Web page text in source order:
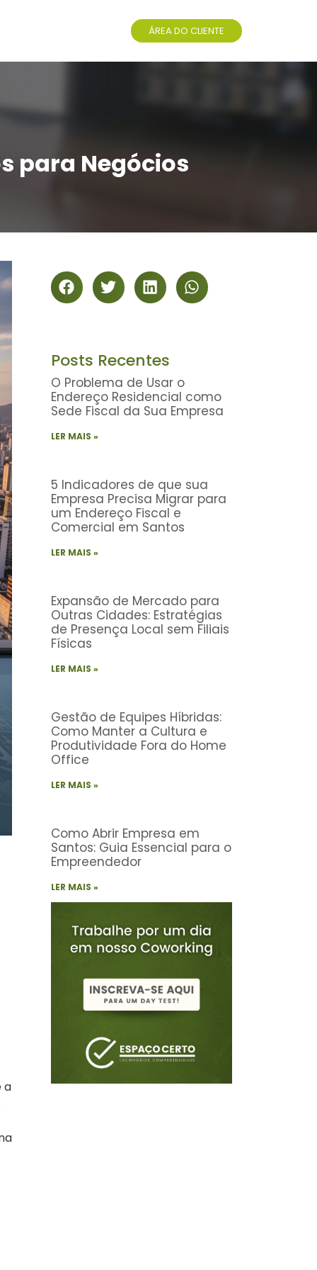
ÁREA DO CLIENTE
para Negócios
a
Posts Recentes
O Problema de Usar o
Endereço Residencial como
Sede Fiscal da Sua Empresa
LER MAIS »
5 Indicadores de que sua
Empresa Precisa Migrar para
um Endereço Fiscal e
Comercial em Santos
LER MAIS »
Expansão de Mercado para
Outras Cidades: Estratégias
de Presença Local sem Filiais
Físicas
LER MAIS »
Gestão de Equipes Híbridas:
Como Manter a Cultura e
Produtividade Fora do Home
Office
LER MAIS »
Como Abrir Empresa em
Santos: Guia Essencial para o
Empreendedor
LER MAIS »